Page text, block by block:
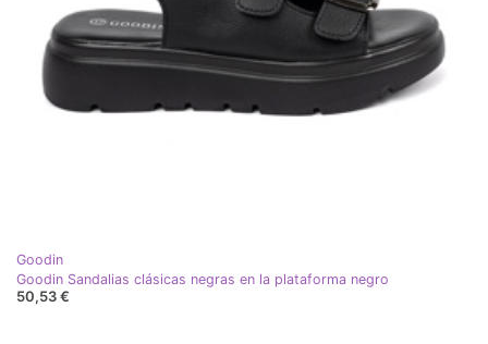
Goodin
Goodin Sandalias clásicas negras en la plataforma negro
50,53 €